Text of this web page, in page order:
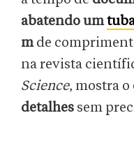
abatendo um
mde
na revista
Science, mostra o
detalhes sem